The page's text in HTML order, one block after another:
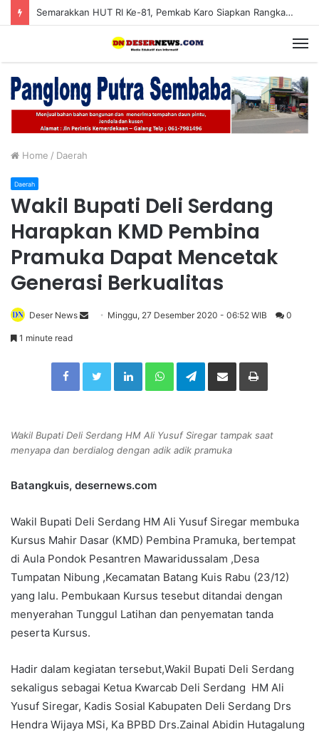
Semarakkan HUT RI Ke-81, Pemkab Karo Siapkan Rangkaian Kegiatan
Home / Daerah
Daerah
Wakil Bupati Deli Serdang
Harapkan KMD Pembina
Pramuka Dapat Mencetak
Generasi Berkualitas
Deser News
a
m
a
l
Minggu, 27 Desember 2020 - 06:52 WIB 0
1 minute read
Facebook Twitter LinkedIn WhatsApp Telegram
Wakil Bupati Deli Serdang HM Ali Yusuf Siregar tampak saat
menyapa dan berdialog dengan adik adik pramuka
Batangkuis, desernews.com
Wakil Bupati Deli Serdang HM Ali Yusuf Siregar membuka
Kursus Mahir Dasar (KMD) Pembina Pramuka, bertempat
di Aula Pondok Pesantren Mawaridussalam ,Desa
Tumpatan Nibung ,Kecamatan Batang Kuis Rabu (23/12)
yang lalu. Pembukaan Kursus tesebut ditandai dengan
menyerahan Tunggul Latihan dan penyematan tanda
peserta Kursus.
Hadir dalam kegiatan tersebut,Wakil Bupati Deli Serdang
sekaligus sebagai Ketua Kwarcab Deli Serdang HM Ali
Yusuf Siregar, Kadis SosiaI Kabupaten Deli Serdang Drs
Hendra Wijaya MSi, Ka BPBD Drs.Zainal Abidin Hutagalung